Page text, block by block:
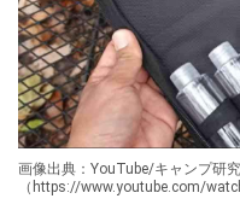
画像出典：YouTube/キャンプ研
（https://www.youtube.com/